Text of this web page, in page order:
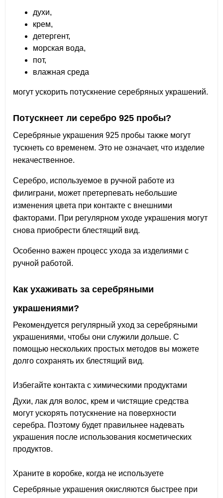
духи,
крем,
детергент,
морская вода,
пот,
влажная среда
могут ускорить потускнение серебряных украшений.
Потускнеет ли серебро 925 пробы?
Серебряные украшения 925 пробы также могут
тускнеть со временем. Это не означает, что изделие
некачественное.
Серебро, используемое в ручной работе из
филиграни, может претерпевать небольшие
изменения цвета при контакте с внешними
факторами. При регулярном уходе украшения могут
снова приобрести блестящий вид.
Особенно важен процесс ухода за изделиями с
ручной работой.
Как ухаживать за серебряными
украшениями?
Рекомендуется регулярный уход за серебряными
украшениями, чтобы они служили дольше. С
помощью нескольких простых методов вы можете
долго сохранять их блестящий вид.
Избегайте контакта с химическими продуктами
Духи, лак для волос, крем и чистящие средства
могут ускорять потускнение на поверхности
серебра. Поэтому будет правильнее надевать
украшения после использования косметических
продуктов.
Храните в коробке, когда не используете
Серебряные украшения окисляются быстрее при